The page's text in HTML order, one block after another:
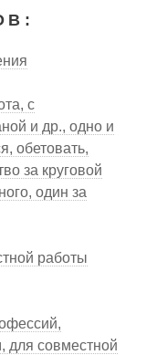
с
и др., одно и
обетовать,
за круговой
один за
работы
для совместной